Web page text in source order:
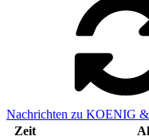
Nachrichten zu KOENIG
Zeit